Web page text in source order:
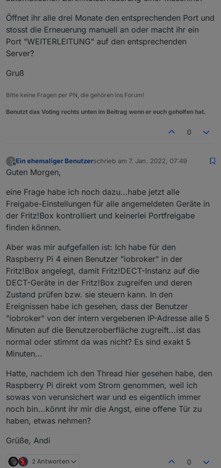
Öffnet ihr alle drei Monate den entsprechenden Port und
stosst die Erneuerung manuell an oder macht ihr ein
Port "WEITERLEITUNG" auf den entsprechenden
Server?
Gruß
Bitte keine Fragen per PN, die gehören ins Forum!
Benutzt das Voting rechts unten im Beitrag wenn er euch geholfen hat.
0
?
Offline
Ein ehemaliger Benutzerschrieb am 7. Jan. 2022, 07:49
zuletzt editiert von
Guten Morgen,
eine Frage habe ich noch dazu...habe jetzt alle
Freigabe-Einstellungen für alle angemeldeten Geräte in
der Fritz!Box kontrolliert und keinerlei Portfreigabe
finden können.
Aber was mir aufgefallen ist: Ich habe für den
Raspberry Pi 4 einen Benutzer "iobroker" in der
Fritz!Box angelegt, damit Fritz!DECT-Instanz auf die
DECT-Geräte in der Fritz!Box zugreifen und deren
Zustand prüfen bzw. sie steuern kann. In den
Ereignissen habe ich gesehen, dass der Benutzer
"iobroker" von der intern vergebenen IP-Adresse alle 5
Minuten auf die Benutzeroberfläche zugreift...ist das
normal oder stimmt da was nicht? Es sind exakt 5
Minuten...
Hatte, nachdem ich den Thread hier gesehen habe, den
Raspberry Pi direkt vom Strom genommen, weil ich
sowas von verunsichert war und es eigentlich immer
noch bin...könnt ihr mir die Angst, eine offene Tür zu
haben, etwas nehmen?
Grüße, Andi
2 Antworten 0